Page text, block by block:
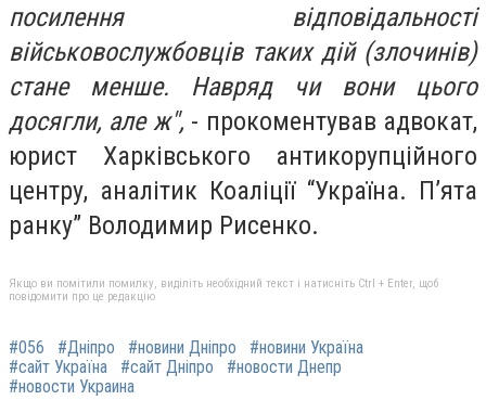
посилення відповідальності
військовослужбовців таких дій (злочинів)
стане менше. Навряд чи вони цього
досягли, але ж", - прокоментував адвокат,
юрист Харківського антикорупційного
центру, аналітик Коаліції “Україна. П’ята
ранку” Володимир Рисенко.
Якщо ви помітили помилку, виділіть необхідний текст і натисніть Ctrl + Enter, щоб
повідомити про це редакцію
#056 #Дніпро #новини Дніпро
#новини Україна
#сайт Україна
#сайт Дніпро
#новости Днепр
#новости Украина